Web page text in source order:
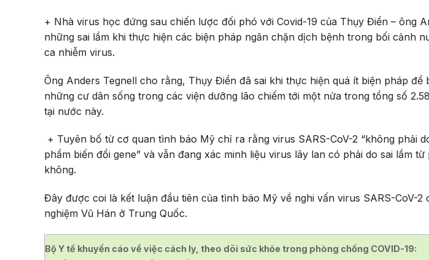
+ Nhà virus học đứng sau chiến lược đối phó với Covid-19 của Thụy Điển – ông
những sai lầm khi thực hiện các biện pháp ngăn chặn dịch bệnh trong bối cảnh
ca nhiễm virus.
Ông Anders Tegnell cho rằng, Thụy Điển đã sai khi thực hiện quá ít biện pháp để
những cư dân sống trong các viện dưỡng lão chiếm tới một nửa trong tổng số
tại nước này.
+ Tuyên bố từ cơ quan tình báo Mỹ chỉ ra rằng virus SARS-CoV-2 “không phải
phẩm biến đổi gene” và vẫn đang xác minh liệu virus lây lan có phải do sai lầm
không.
Đây được coi là kết luận đầu tiên của tình báo Mỹ về nghi vấn virus SARS-CoV-
nghiệm Vũ Hán ở Trung Quốc.
Bộ Y tế khuyến cáo về việc cách ly, theo dõi sức khỏe trong phòng chống COVID-19: